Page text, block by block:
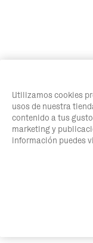
Utilizamos cookies
usos de nuestra
contenido a tus
marketing y
información puedes